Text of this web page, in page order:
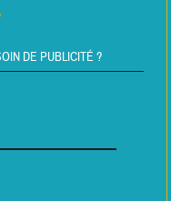
DE PUBLICITÉ ?